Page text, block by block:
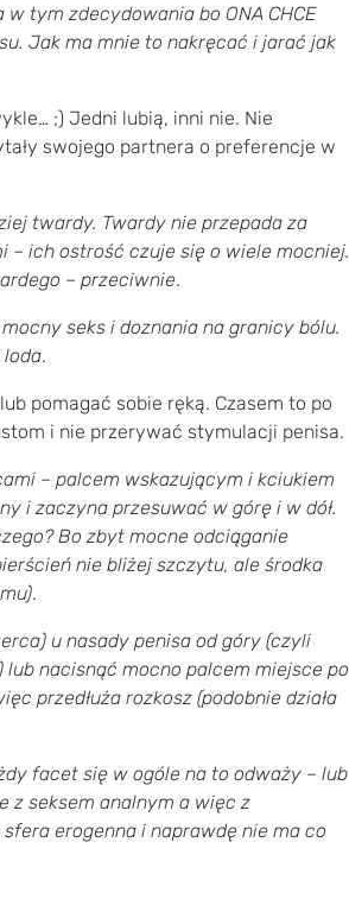
tym zdecydowania bo ONA CHCE
Jak ma mnie to nakręcać i jarać jak
;) Jedni lubią, inni nie. Nie
swojego partnera o preferencje w
twardy. Twardy nie przepada za
– ich ostrość czuje się o wiele mocniej.
– przeciwnie.
seks i doznania na granicy bólu.
loda.
pomagać sobie ręką. Czasem to po
i nie przerywać stymulacji penisa.
– palcem wskazującym i kciukiem
i zaczyna przesuwać w górę i w dół.
Bo zbyt mocne odciąganie
nie bliżej szczytu, ale środka
.
u nasady penisa od góry (czyli
lub nacisnąć mocno palcem miejsce po
przedłuża rozkosz (podobnie działa
facet się w ogóle na to odważy – lub
z seksem analnym a więc z
erogenna i naprawdę nie ma co